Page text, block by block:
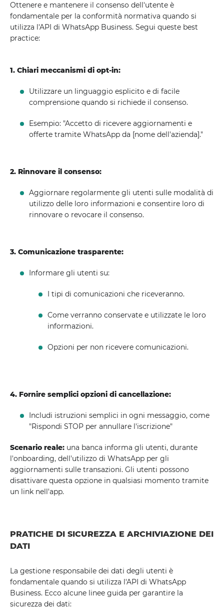
Ottenere e mantenere il consenso dell'utente è
fondamentale per la conformità normativa quando si
utilizza l'API di WhatsApp Business. Segui queste best
practice:
1. Chiari meccanismi di opt-in:
Utilizzare un linguaggio esplicito e di facile
comprensione quando si richiede il consenso.
Esempio: "Accetto di ricevere aggiornamenti e
offerte tramite WhatsApp da [nome dell'azienda]."
2. Rinnovare il consenso:
Aggiornare regolarmente gli utenti sulle modalità di
utilizzo delle loro informazioni e consentire loro di
rinnovare o revocare il consenso.
3. Comunicazione trasparente:
Informare gli utenti su:
I tipi di comunicazioni che riceveranno.
Come verranno conservate e utilizzate le loro
informazioni.
Opzioni per non ricevere comunicazioni.
4. Fornire semplici opzioni di cancellazione:
Includi istruzioni semplici in ogni messaggio, come
"Rispondi STOP per annullare l'iscrizione"
Scenario reale: una banca informa gli utenti, durante
l'onboarding, dell'utilizzo di WhatsApp per gli
aggiornamenti sulle transazioni. Gli utenti possono
disattivare questa opzione in qualsiasi momento tramite
un link nell'app.
PRATICHE DI SICUREZZA E ARCHIVIAZIONE DEI
DATI
La gestione responsabile dei dati degli utenti è
fondamentale quando si utilizza l'API di WhatsApp
Business. Ecco alcune linee guida per garantire la
sicurezza dei dati: